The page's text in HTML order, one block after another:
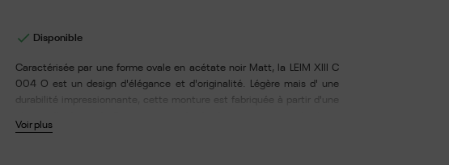
 Disponible
Caractérisée par une forme ovale en acétate noir Matt, la LEIM XIII C
004 O est un design d'élégance et d'originalité. Légère mais d' une
durabilité impressionnante, cette monture est fabriquée à partir d'une
exclusive. Verres fabriqués à partir d'un matériau thermoplastique
Voir plus